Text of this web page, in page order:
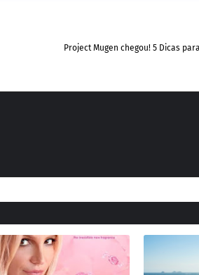
Project Mugen chegou! 5 Dicas